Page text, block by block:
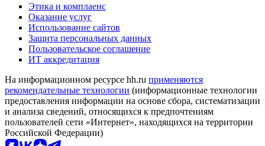
Этика и комплаенс
Оказание услуг
Использование сайтов
Защита персональных данных
Пользовательское соглашение
ИТ аккредитация
На информационном ресурсе hh.ru применяются
рекомендательные технологии (информационные технологии
предоставления информации на основе сбора, систематизации
и анализа сведений, относящихся к предпочтениям
пользователей сети «Интернет», находящихся на территории
Российской Федерации)